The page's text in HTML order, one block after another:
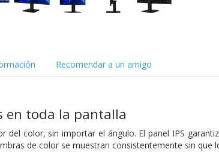
Recomendar a un amigo
en toda la pantalla
del color, sin importar el ángulo. El panel IPS
de color se muestran consistentemente sin que